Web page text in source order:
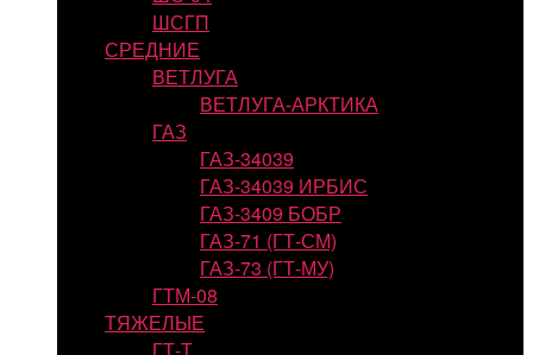
ШСГП
СРЕДНИЕ
ВЕТЛУГА
ВЕТЛУГА-АРКТИКА
ГАЗ
ГАЗ-34039
ГАЗ-34039 ИРБИС
ГАЗ-3409 БОБР
ГАЗ-71 (ГТ-СМ)
ГАЗ-73 (ГТ-МУ)
ГТМ-08
ТЯЖЕЛЫЕ